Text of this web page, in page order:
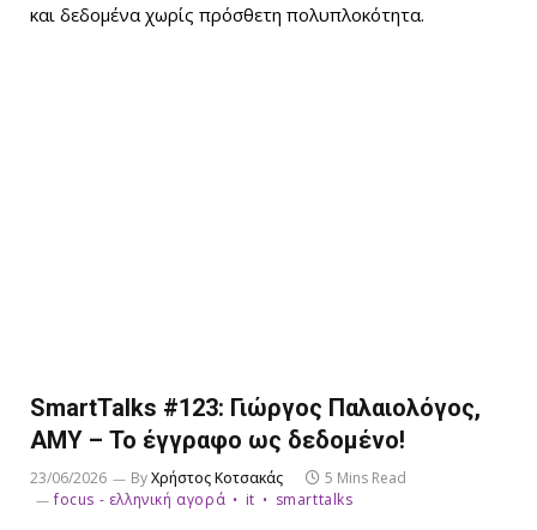
και δεδομένα χωρίς πρόσθετη πολυπλοκότητα.
SmartTalks #123: Γιώργος Παλαιολόγος,
AMY – Το έγγραφο ως δεδομένο!
23/06/2026 ByΧρήστος Κοτσακάς
5 Mins Read
focus - ελληνική αγορά
it smarttalks